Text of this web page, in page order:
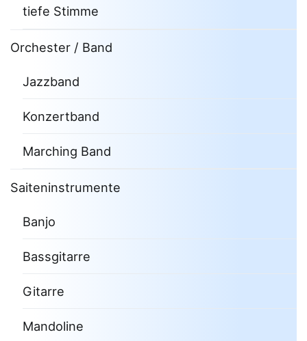
tiefe Stimme
Orchester / Band
Jazzband
Konzertband
Marching Band
Saiteninstrumente
Banjo
Bassgitarre
Gitarre
Mandoline